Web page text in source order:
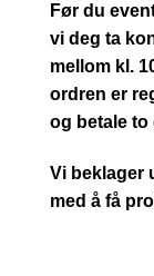
Før du
vi deg ta
mellom kl.
ordren er
og betale to
Vi beklager
med å få